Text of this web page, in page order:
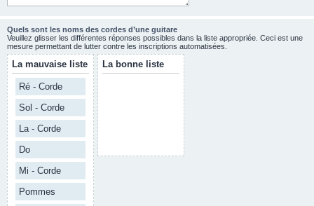
Quels sont les noms des cordes d’une guitare
Veuillez glisser les différentes réponses possibles dans la liste appropriée. Ceci est une
mesure permettant de lutter contre les inscriptions automatisées.
La mauvaise liste
Ré - Corde
Sol - Corde
La - Corde
Do
Mi - Corde
Pommes
La bonne liste